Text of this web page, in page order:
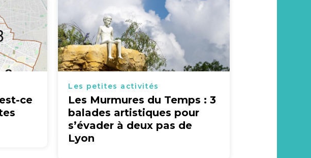
ce
Les petites activités
Les Murmures du Temps : 3
balades artistiques pour
s’évader à deux pas de
Lyon